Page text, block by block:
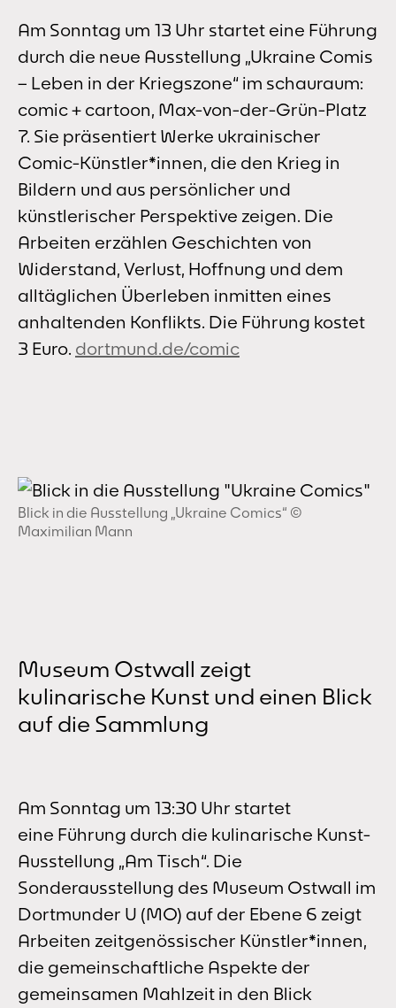
Am Sonntag um 13 Uhr startet eine Führung
durch die neue Ausstellung „Ukraine Comis
– Leben in der Kriegszone“ im schauraum:
comic + cartoon, Max-von-der-Grün-Platz
7. Sie präsentiert Werke ukrainischer
Comic-Künstler*innen, die den Krieg in
Bildern und aus persönlicher und
künstlerischer Perspektive zeigen. Die
Arbeiten erzählen Geschichten von
Widerstand, Verlust, Hoffnung und dem
alltäglichen Überleben inmitten eines
anhaltenden Konflikts. Die Führung kostet
3 Euro. dortmund.de/comic
Blick in die Ausstellung „Ukraine Comics“ ©
Maximilian Mann
Museum Ostwall zeigt
kulinarische Kunst und einen Blick
auf die Sammlung
Am Sonntag um 13:30 Uhr startet
eine Führung durch die kulinarische Kunst-
Ausstellung „Am Tisch“. Die
Sonderausstellung des Museum Ostwall im
Dortmunder U (MO) auf der Ebene 6 zeigt
Arbeiten zeitgenössischer Künstler*innen,
die gemeinschaftliche Aspekte der
gemeinsamen Mahlzeit in den Blick